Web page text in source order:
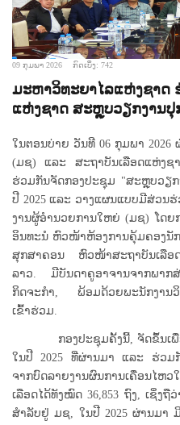
09 ກຸມພາ 2026 ກົດເບິ່ງ: 742
ມະຫາວິທະຍາໄລແຫ່ງຊາດ
ແຫ່ງຊາດ ສະຫຼຸບວຽກງານປຸ
ໃນຕອນບ່າຍ ວັນທີ 06 ກຸມພາ
(ມຊ) ແລະ ສະຖາບັນເລືອດແຫ່ງຊ
ຮ່ວມກັນຈັດກອງປະຊຸມ "ສະຫຼຸບວຽ
ປີ 2025 ແລະ ວາງແຜນແບບມີສ່ວນ
ງານຜູ້ອໍານວຍການໃຫຍ່ (ມຊ) ໂດຍ
ອິນທະນໍ ຫົວໜ້າຫ້ອງການຄຸ້ມຄອງນັ
ສຸກສາຄອນ ຫົວໜ້າສະຖາບັນເລືອ
ລາວ. ມີບັນດາຄູອາຈານຈາກພາ
ກິດຈະກຳ, ພ້ອມດ້ວຍພະນັກງານວິ
ເຂົ້າຮ່ວມ.
ກອງປະຊຸມຄັ້ງນີ້, ຈັດຂຶ້ນເພື່ອສັ
ໃນປີ 2025 ທີ່ຜ່ານມາ ແລະ ຮ່ວມກັ
ຈາກບົດລາຍງານຜົນການເຄື່ອນໄຫ
ເລືອດໄດ້ທັງໝົດ 36,853 ຖົງ, ເຊິ່ງຖື
ສໍາລັບຢູ່ ມຊ, ໃນປີ 2025 ຜ່ານມາ